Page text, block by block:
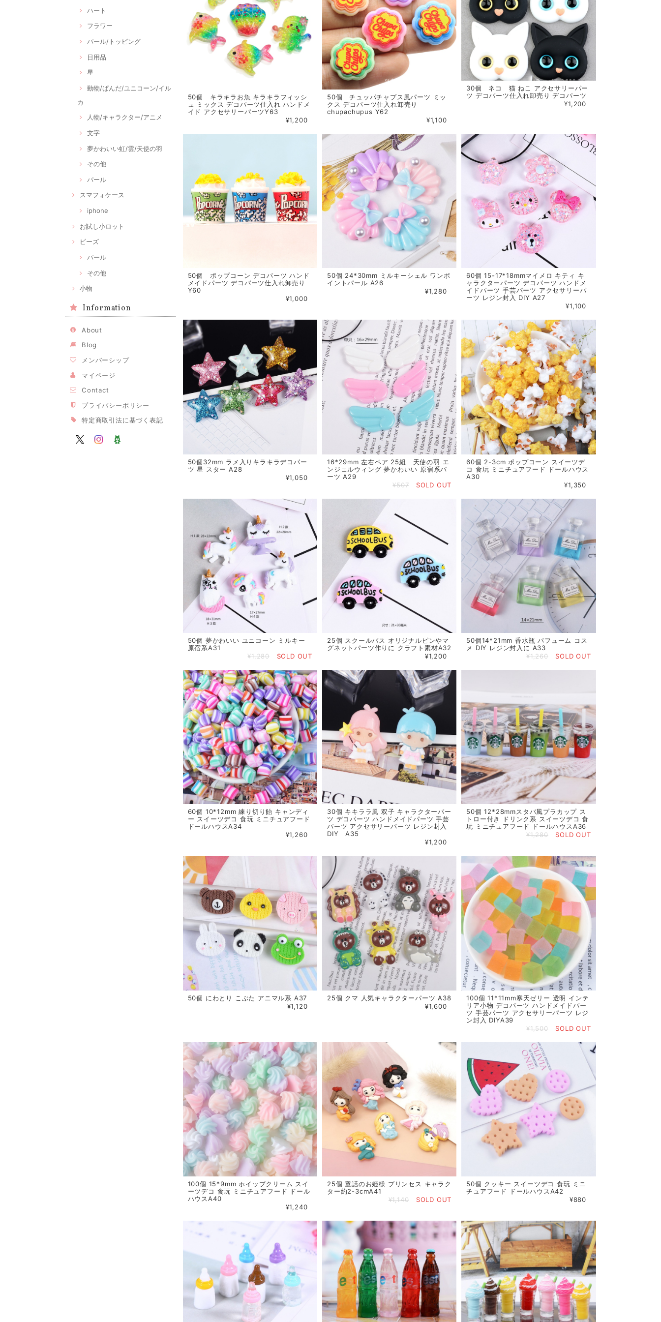
ハート
フラワー
パール/トッピング
日用品
星
動物/ぱんだ/ユニコーン/イル
カ
人物/キャラクター/アニメ
文字
夢かわいい虹/雲/天使の羽
その他
パール
スマフォケース
iphone
お試し小ロット
ビーズ
パール
その他
小物
Information
About
Blog
メンバーシップ
マイページ
Contact
プライバシーポリシー
特定商取引法に基づく表記
50個 キラキラお魚 キラキラフィッシ
ュ ミックス デコパーツ仕入れ ハンドメ
イド アクセサリーパーツY63
¥1,200
50個 チュッパチャプス風パーツ ミッ
クス デコパーツ仕入れ卸売り
chupachupus Y62
¥1,100
30個 ネコ 猫 ねこ アクセサリーパー
ツ デコパーツ仕入れ卸売り デコパーツ
¥1,200
50個 ポップコーン デコパーツ ハンド
メイドパーツ デコパーツ仕入れ卸売り
Y60
¥1,000
50個 24*30mm ミルキーシェル ワンポ
イントパール A26
¥1,280
60個 15-17*18mmマイメロ キティ キ
ャラクターパーツ デコパーツ ハンドメ
イドパーツ 手芸パーツ アクセサリーパ
ーツ レジン封入 DIY A27
¥1,100
50個32mm ラメ入りキラキラデコパー
ツ 星 スター A28
¥1,050
16*29mm 左右ペア 25組 天使の羽 エ
ンジェルウィング 夢かわいい 原宿系パ
ーツ A29
¥507
SOLD OUT
60個 2-3cm ポップコーン スイーツデ
コ 食玩 ミニチュアフード ドールハウス
A30
¥1,350
50個 夢かわいい ユニコーン ミルキー
原宿系A31
¥1,280
SOLD OUT
25個 スクールバス オリジナルピンやマ
グネットパーツ作りに クラフト素材A32
¥1,200
50個14*21mm 香水瓶 パフューム コス
メ DIY レジン封入に A33
¥1,260
SOLD OUT
60個 10*12mm 練り切り飴 キャンディ
ー スイーツデコ 食玩 ミニチュアフード
ドールハウスA34
¥1,260
30個 キキララ風 双子 キャラクターパー
ツ デコパーツ ハンドメイドパーツ 手芸
パーツ アクセサリーパーツ レジン封入
DIY A35
¥1,200
50個 12*28mmスタバ風プラカップ ス
トロー付き ドリンク系 スイーツデコ 食
玩 ミニチュアフード ドールハウスA36
¥1,280
SOLD OUT
50個 にわとり こぶた アニマル系 A37
¥1,120
25個 クマ 人気キャラクターパーツ A38
¥1,600
100個 11*11mm寒天ゼリー 透明 インテ
リア小物 デコパーツ ハンドメイドパー
ツ 手芸パーツ アクセサリーパーツ レジ
ン封入 DIYA39
¥1,500
SOLD OUT
100個 15*9mm ホイップクリーム スイ
ーツデコ 食玩 ミニチュアフード ドール
ハウスA40
¥1,240
25個 童話のお姫様 プリンセス キャラク
ター約2-3cmA41
¥1,140
SOLD OUT
50個 クッキー スイーツデコ 食玩 ミニ
チュアフード ドールハウスA42
¥880